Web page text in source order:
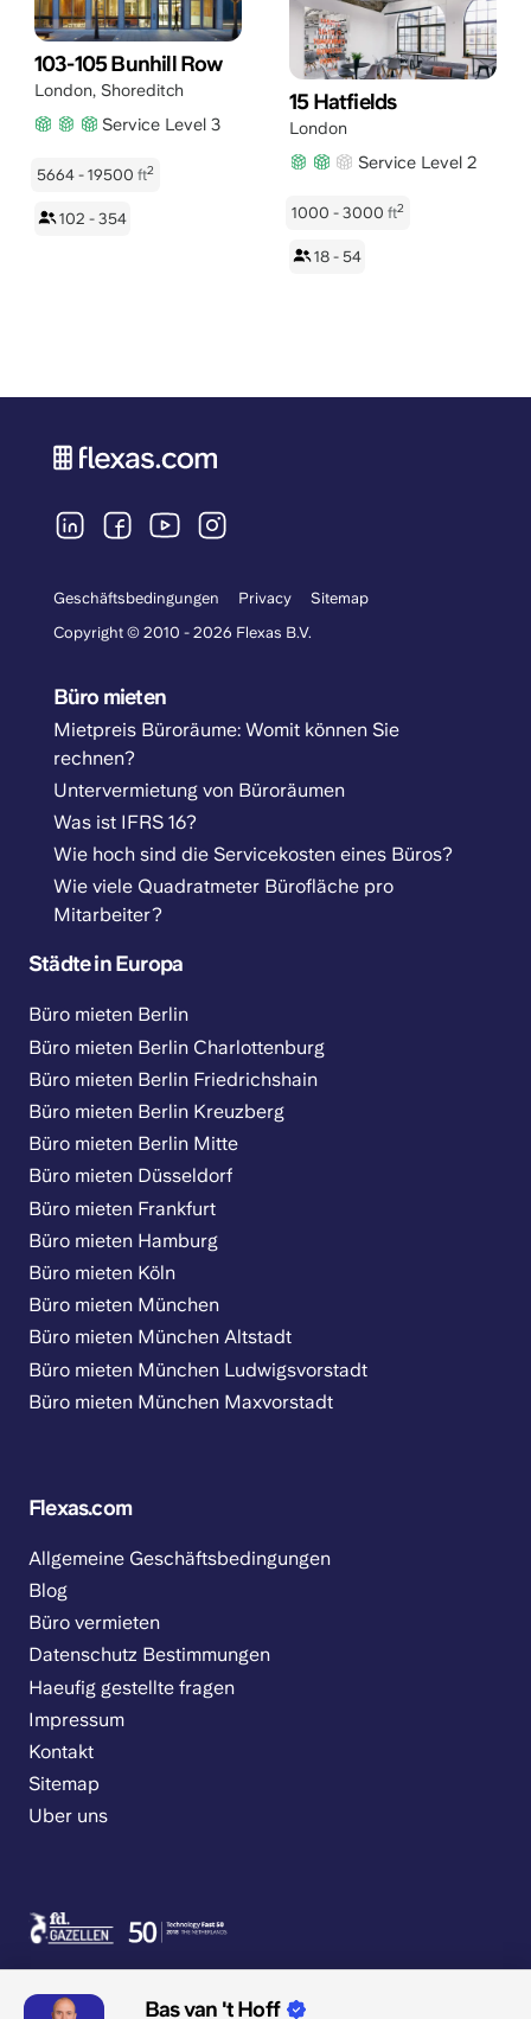
Bas van 't Hoff
103-105 Bunhill Row
London, Shoreditch
Service Level 3
5664 - 19500 ft2
102 - 354
15 Hatfields
London
Service Level 2
1000 - 3000 ft2
18 - 54
Geschäftsbedingungen Privacy
Sitemap
Copyright © 2010 - 2026 Flexas B.V.
Büro mieten
Mietpreis Büroräume: Womit können Sie
rechnen?
Untervermietung von Büroräumen
Was ist IFRS 16?
Wie hoch sind die Servicekosten eines Büros?
Wie viele Quadratmeter Bürofläche pro
Mitarbeiter?
Städte in Europa
Büro mieten Berlin
Büro mieten Berlin Charlottenburg
Büro mieten Berlin Friedrichshain
Büro mieten Berlin Kreuzberg
Büro mieten Berlin Mitte
Büro mieten Düsseldorf
Büro mieten Frankfurt
Büro mieten Hamburg
Büro mieten Köln
Büro mieten München
Büro mieten München Altstadt
Büro mieten München Ludwigsvorstadt
Büro mieten München Maxvorstadt
Flexas.com
Allgemeine Geschäftsbedingungen
Blog
Büro vermieten
Datenschutz Bestimmungen
Haeufig gestellte fragen
Impressum
Kontakt
Sitemap
Uber uns